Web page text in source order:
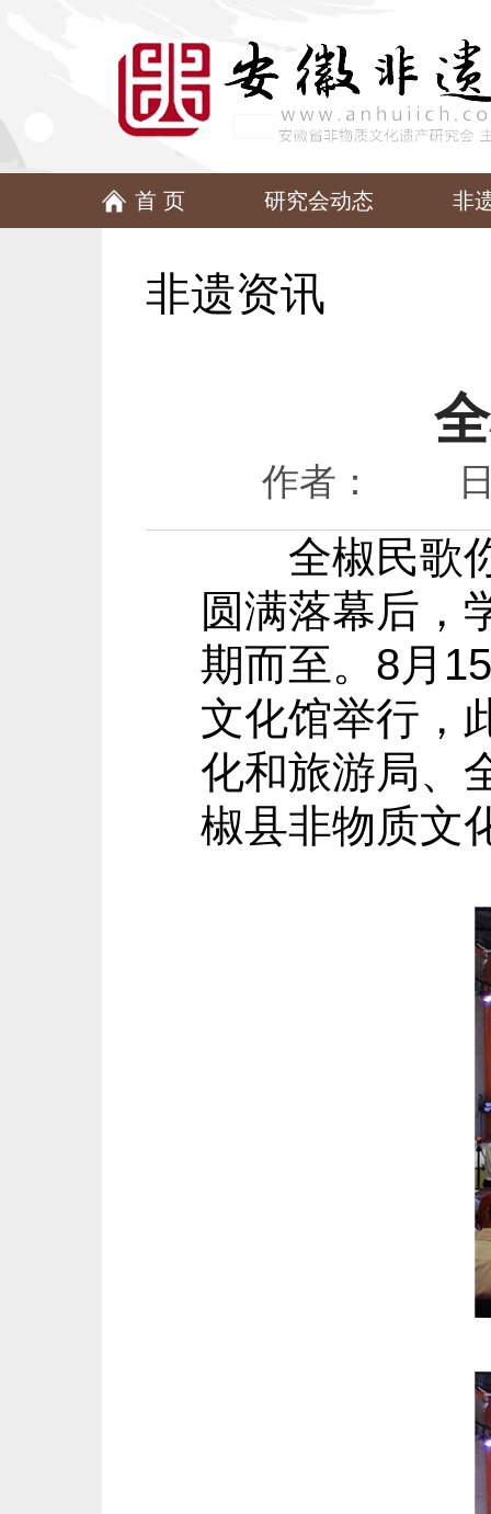
首 页 研究会动态 非
非遗资讯
作者： 日
全椒民歌你
圆满落幕后，
期而至。8月
文化馆举行，
化和旅游局、
椒县非物质文